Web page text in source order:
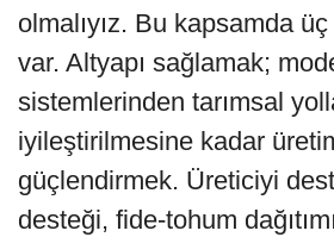
olmalıyız. Bu kapsamda
var. Altyapı sağlamak;
sistemlerinden tarımsal
iyileştirilmesine kadar
güçlendirmek. Üreticiyi
desteği, fide-tohum